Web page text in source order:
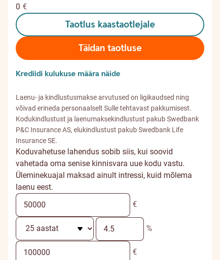
0 €
Taotlus kaastaotlejale
Täidan taotluse
Krediidi kulukuse määra näide
Laenu- ja kindlustusmakse arvutused on ligikaudsed ning
võivad erineda personaalselt Sulle tehtavast pakkumisest.
Kodukindlustust ja laenumaksekindlustust pakub Swedbank
P&C Insurance AS, elukindlustust pakub Swedbank Life
Insurance SE.
Koduvahetuse lahendus sobib siis, kui soovid
vahetada oma senise kinnisvara uue kodu vastu.
Üleminekuajal maksad ainult intressi, kuid mõlema
laenu eest.
€
%
€